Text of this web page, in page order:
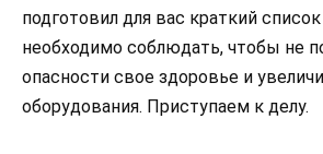
подготовил для вас краткий
необходимо соблюдать, чтобы не
опасности свое здоровье и
оборудования. Приступаем к делу.